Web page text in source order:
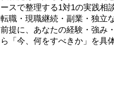
ースで整理する1対1の実践相
転職・現職継続・副業・独立
前提に、あなたの経験・強み
ら「今、何をすべきか」を具